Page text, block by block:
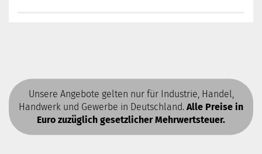
Unsere Angebote gelten nur für Industrie, Handel,
Handwerk und Gewerbe in Deutschland. Alle Preise in
Euro zuzüglich gesetzlicher Mehrwertsteuer.